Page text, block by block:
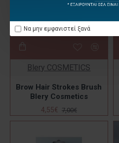
Να μην εμφανιστεί ξανά
Blery COSMETICS
Brow Hair Strokes Brush
Blery Cosmetics
4,55€ 7,00€